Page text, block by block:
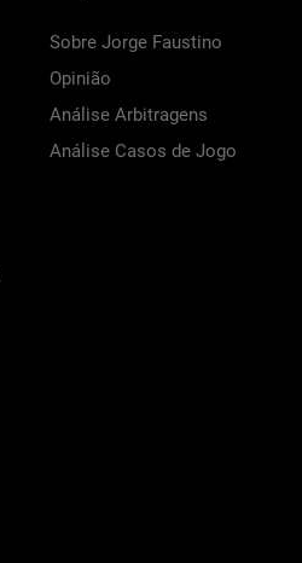
Sobre Jorge Faustino
Opinião
Análise Arbitragens
Análise Casos de Jogo